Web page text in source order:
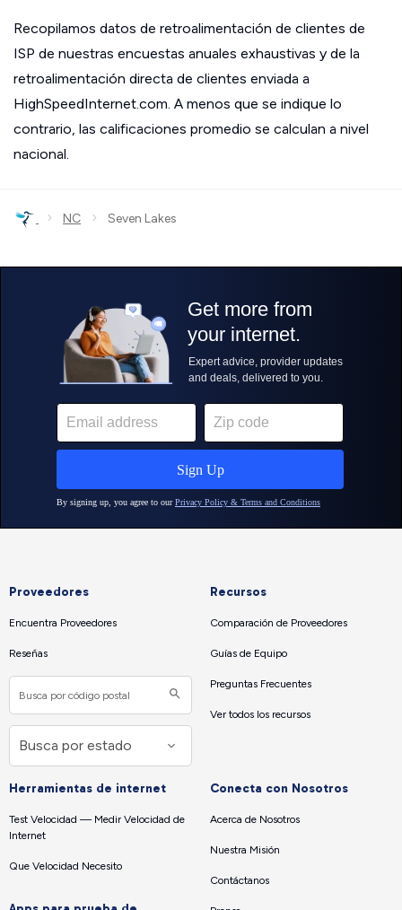
Recopilamos datos de retroalimentación de clientes de
ISP de nuestras encuestas anuales exhaustivas y de la
retroalimentación directa de clientes enviada a
HighSpeedInternet.com. A menos que se indique lo
contrario, las calificaciones promedio se calculan a nivel
nacional.
› NC › Seven Lakes
Proveedores
Encuentra Proveedores
Reseñas
Recursos
Comparación de Proveedores
Guías de Equipo
Preguntas Frecuentes
Ver todos los recursos
Herramientas de internet
Test Velocidad — Medir Velocidad de
Internet
Que Velocidad Necesito
Conecta con Nosotros
Acerca de Nosotros
Nuestra Misión
Contáctanos